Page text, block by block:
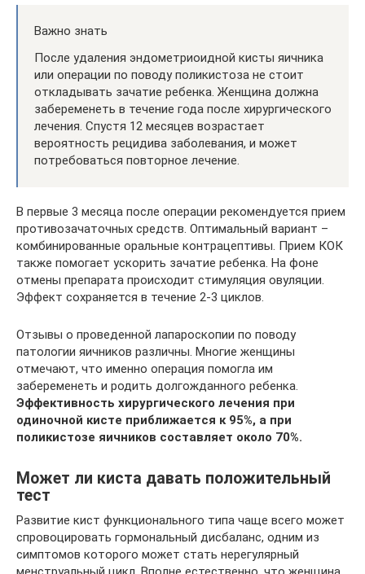
Важно знать
После удаления эндометриоидной кисты яичника
или операции по поводу поликистоза не стоит
откладывать зачатие ребенка. Женщина должна
забеременеть в течение года после хирургического
лечения. Спустя 12 месяцев возрастает
вероятность рецидива заболевания, и может
потребоваться повторное лечение.
В первые 3 месяца после операции рекомендуется прием
противозачаточных средств. Оптимальный вариант –
комбинированные оральные контрацептивы. Прием КОК
также помогает ускорить зачатие ребенка. На фоне
отмены препарата происходит стимуляция овуляции.
Эффект сохраняется в течение 2-3 циклов.
Отзывы о проведенной лапароскопии по поводу
патологии яичников различны. Многие женщины
отмечают, что именно операция помогла им
забеременеть и родить долгожданного ребенка.
Эффективность хирургического лечения при
одиночной кисте приближается к 95%, а при
поликистозе яичников составляет около 70%.
Может ли киста давать положительный
тест
Развитие кист функционального типа чаще всего может
спровоцировать гормональный дисбаланс, одним из
симптомов которого может стать нерегулярный